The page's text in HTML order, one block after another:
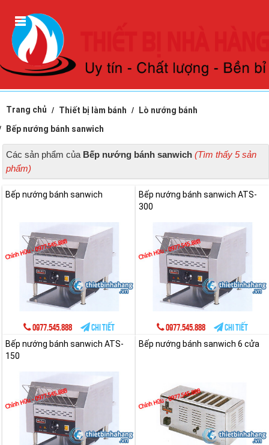
Trang chủ Thiết bị làm bánh
Lò nướng bánh
Bếp nướng bánh sanwich
Các sản phẩm của Bếp nướng bánh sanwich (Tìm thấy 5 sản
phẩm)
Bếp nướng bánh sanwich
0977.545.888 Chi tiết
Bếp nướng bánh sanwich ATS-
300
0977.545.888
Chi tiết
Bếp nướng bánh sanwich ATS-
150
Bếp nướng bánh sanwich 6 cửa